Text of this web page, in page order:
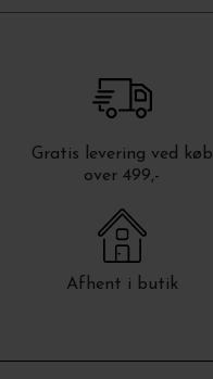
Gratis levering ved køb
over 499,-
Afhent i butik